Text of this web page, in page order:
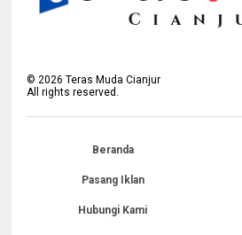
©2026 Teras Muda Cianjur
All rights reserved.
Beranda
Pasang Iklan
Hubungi Kami